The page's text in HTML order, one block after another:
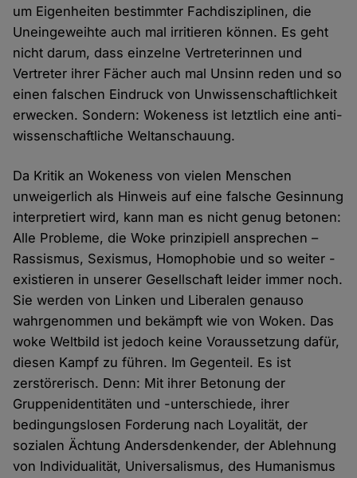
um Eigenheiten bestimmter Fachdisziplinen, die
Uneingeweihte auch mal irritieren können. Es geht
nicht darum, dass einzelne Vertreterinnen und
Vertreter ihrer Fächer auch mal Unsinn reden und so
einen falschen Eindruck von Unwissenschaftlichkeit
erwecken. Sondern: Wokeness ist letztlich eine anti-
wissenschaftliche Weltanschauung.
Da Kritik an Wokeness von vielen Menschen
unweigerlich als Hinweis auf eine falsche Gesinnung
interpretiert wird, kann man es nicht genug betonen:
Alle Probleme, die Woke prinzipiell ansprechen –
Rassismus, Sexismus, Homophobie und so weiter -
existieren in unserer Gesellschaft leider immer noch.
Sie werden von Linken und Liberalen genauso
wahrgenommen und bekämpft wie von Woken. Das
woke Weltbild ist jedoch keine Voraussetzung dafür,
diesen Kampf zu führen. Im Gegenteil. Es ist
zerstörerisch. Denn: Mit ihrer Betonung der
Gruppenidentitäten und -unterschiede, ihrer
bedingungslosen Forderung nach Loyalität, der
sozialen Ächtung Andersdenkender, der Ablehnung
von Individualität, Universalismus, des Humanismus